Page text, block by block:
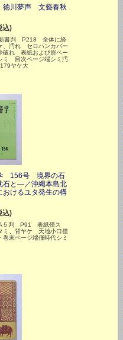
川夢声 文藝春秋
込)
書判 P218 全体に経
、汚れ セロハンカバー
破れ 表紙および扉ペー
ミ 目次ページ端シミ汚
ヤケ大
156号 境界の石
と―／沖縄本島北
おけるユタ発生の構
込)
５判 P91 表紙僅ス
ミ、背ヤケ 天地小口僅
末ページ端僅時代シミ